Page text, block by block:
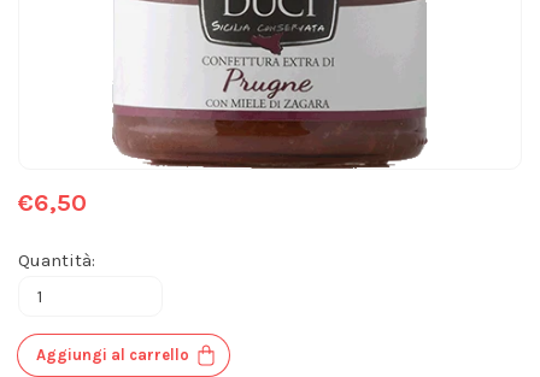
€6,50
Quantità:
Aggiungi al carrello